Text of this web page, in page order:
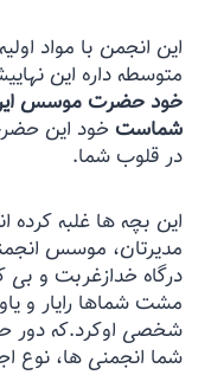
اين انجمن با مواد
متوسطه داره اين
خود حضرت موسس اين
شماست خود اين
در قلوب شما.
اين بچه ها غلبه
مديرتان، موسس
درگاه خدازغربت و
مشت شماها رايار و
شخصى اوكرد.كه دور
شما انجمنى ها، نوع